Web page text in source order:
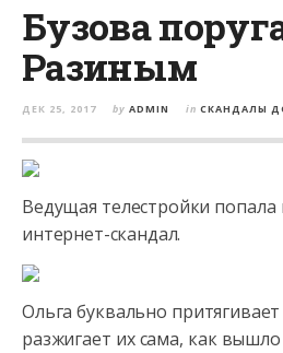
Бузова
Разиным
ДЕК 25, 2017 by ADMIN in СКАНДАЛЫ
Ведущая телестройки
интернет-скандал.
Ольга буквально
разжигает их сама, как вышло